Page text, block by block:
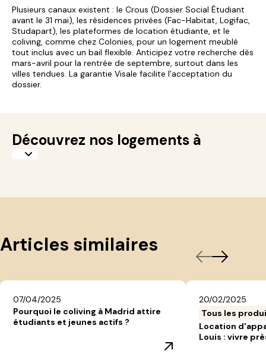
Plusieurs canaux existent : le Crous (Dossier Social Étudiant
avant le 31 mai), les résidences privées (Fac-Habitat, Logifac,
Studapart), les plateformes de location étudiante, et le
coliving, comme chez Colonies, pour un logement meublé
tout inclus avec un bail flexible. Anticipez votre recherche dès
mars-avril pour la rentrée de septembre, surtout dans les
villes tendues. La garantie Visale facilite l'acceptation du
dossier.
Découvrez nos logements à
Articles similaires
07/04/2025
Pourquoi le coliving à Madrid attire
étudiants et jeunes actifs ?
20/02/2025
Tous les
Location
Louis : vivre